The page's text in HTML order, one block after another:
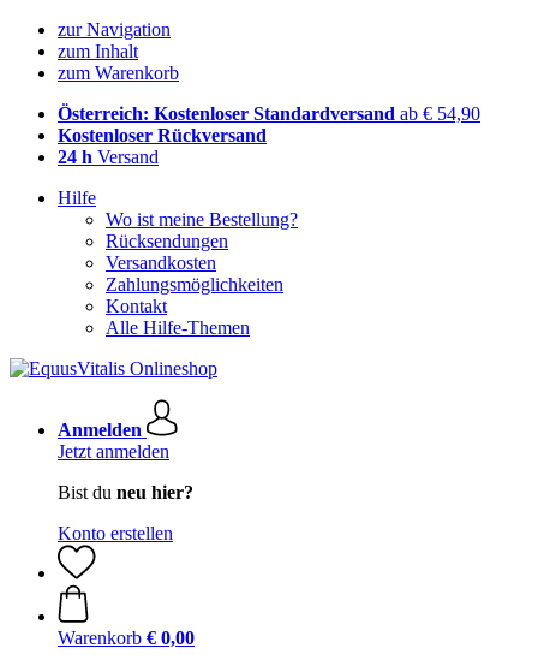
zur Navigation
zum Inhalt
zum Warenkorb
Österreich: Kostenloser Standardversand ab € 54,90
Kostenloser Rückversand
24 h Versand
Hilfe
Wo ist meine Bestellung?
Rücksendungen
Versandkosten
Zahlungsmöglichkeiten
Kontakt
Alle Hilfe-Themen
Anmelden
Jetzt anmelden
Bist du neu hier?
Konto erstellen
Warenkorb € 0,00